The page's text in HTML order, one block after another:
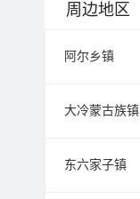
周边地区
阿尔乡镇
大冷蒙古族镇
东六家子镇